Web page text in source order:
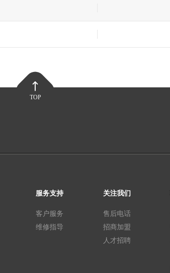
TOP
服务支持
客户服务
维修指导
关注我们
售后电话
招商加盟
人才招聘